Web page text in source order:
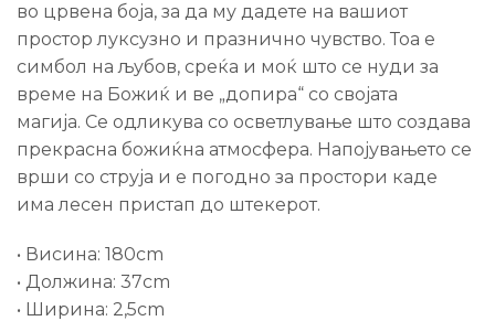
во црвена боја, за да му дадете на вашиот
простор луксузно и празнично чувство. Тоа е
симбол на љубов, среќа и моќ што се нуди за
време на Божиќ и ве „допира“ со својата
магија. Се одликува со осветлување што создава
прекрасна божиќна атмосфера. Напојувањето се
врши со струја и е погодно за простори каде
има лесен пристап до штекерот.
• Висина: 180cm
• Должина: 37cm
• Ширина: 2,5cm